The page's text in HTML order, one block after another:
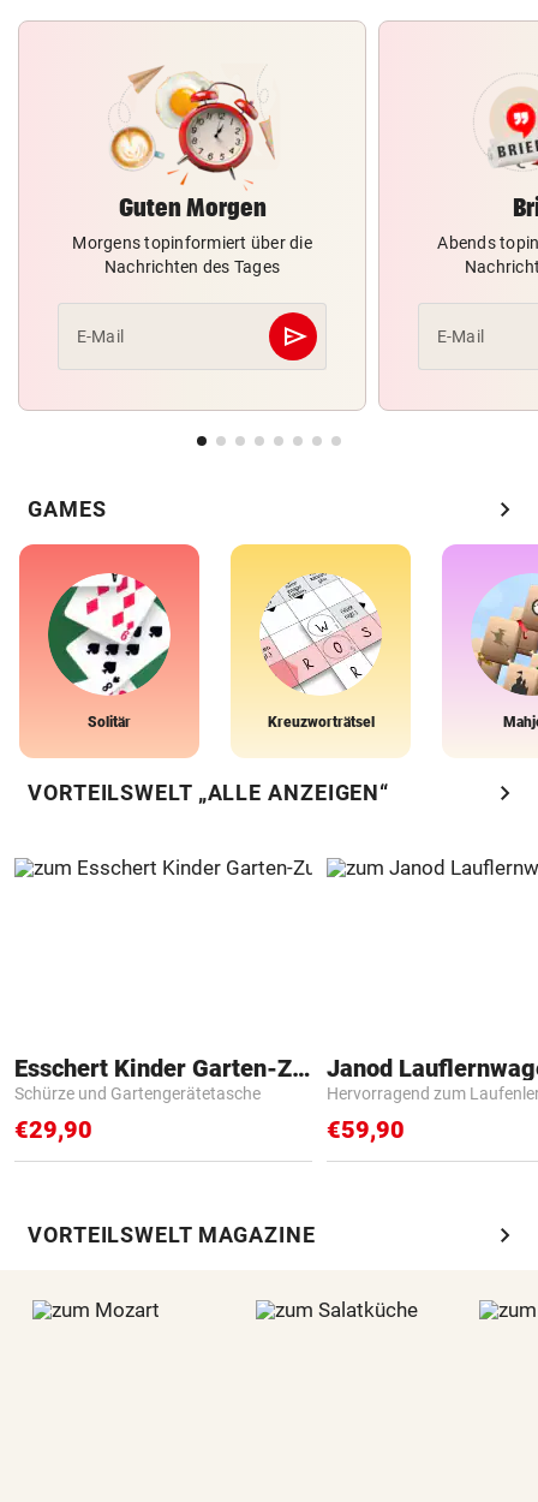
Guten Morgen
Morgens topinformiert über die
Nachrichten des Tages
E-Mail send
Abschicken
Abends
E-Mail
GAMES chevron_right
Solitär Kreuzworträtsel
VORTEILSWELT „ALLE ANZEIGEN“ chevron_right
Esschert Kinder Garten-Zubehör
Schürze und Gartengerätetasche
€29,90
Janod
Hervorragend zum
€59,90
VORTEILSWELT MAGAZINE chevron_right